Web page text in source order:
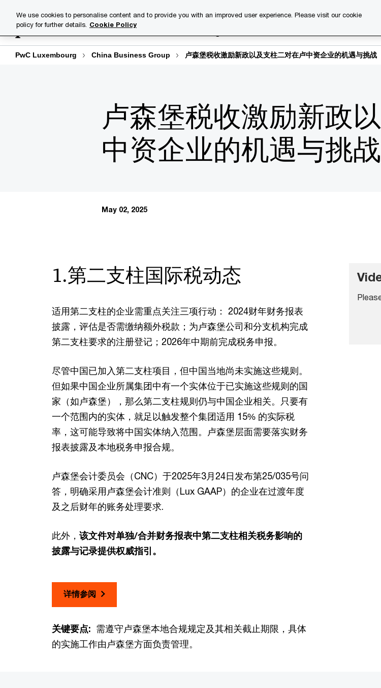
content
footer
Industries
PwC Luxembourg China Business Group 卢森堡税收激励新政以及支柱二对在卢中资企业的机遇与挑战
卢森堡税收激励新政
中资企业的机遇与挑战
May 02, 2025
1.第二支柱国际税动态
适用第二支柱的企业需重点关注三项行动： 2024财年财务报表
披露，评估是否需缴纳额外税款；为卢森堡公司和分支机构完成
第二支柱要求的注册登记；2026年中期前完成税务申报。
尽管中国已加入第二支柱项目，但中国当地尚未实施这些规则。
但如果中国企业所属集团中有一个实体位于已实施这些规则的国
家（如卢森堡），那么第二支柱规则仍与中国企业相关。只要有
一个范围内的实体，就足以触发整个集团适用 15% 的实际税
率，这可能导致将中国实体纳入范围。卢森堡层面需要落实财务
报表披露及本地税务申报合规。
卢森堡会计委员会（CNC）于2025年3月24日发布第25/035号问
答，明确采用卢森堡会计准则（Lux GAAP）的企业在过渡年度
及之后财年的账务处理要求.
此外， 该文件对单独/合并财务报表中第二支柱相关税务影响的
披露与记录提供权威指引。
详情参阅
关键要点: 需遵守卢森堡本地合规规定及其相关截止期限，具体
的实施工作由卢森堡方面负责管理。
We use cookies to personalise content and to provide you with an improved user experience. Please visit our cookie
policy for further details. Cookie Policy